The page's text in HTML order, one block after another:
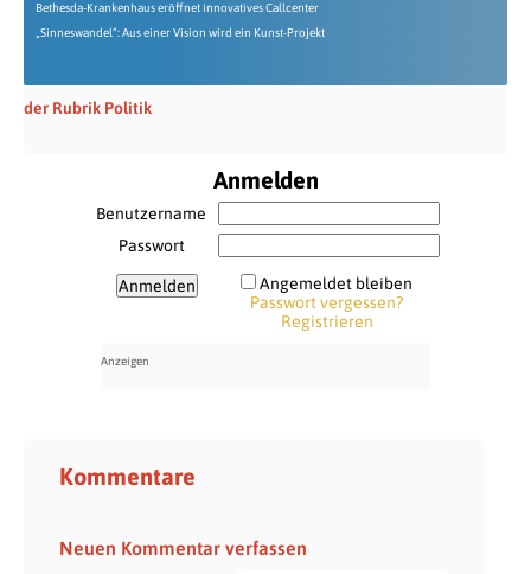
Bethesda-Krankenhaus eröffnet innovatives Callcenter
„Sinneswandel“: Aus einer Vision wird ein Kunst-Projekt
der Rubrik Politik
Anmelden
Benutzername
Passwort
Angemeldet bleiben
Passwort vergessen?
Registrieren
Kommentare
Neuen Kommentar verfassen